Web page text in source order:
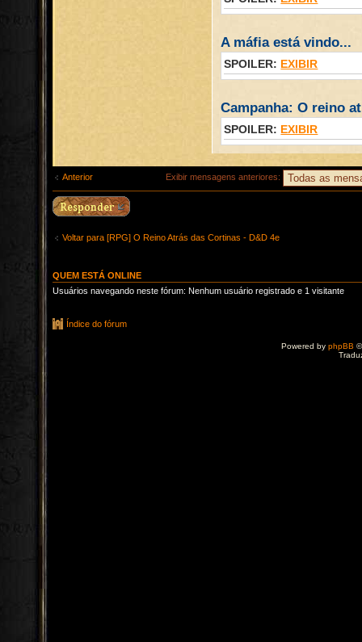
A máfia está vindo...
SPOILER: EXIBIR
Campanha: O reino
SPOILER: EXIBIR
Anterior Exibir mensagens anteriores:
Voltar para [RPG] O Reino Atrás das Cortinas - D&D 4e
QUEM ESTÁ ONLINE
Usuários navegando neste fórum: Nenhum usuário registrado e 1 visitante
Índice do fórum
Powered by phpBB